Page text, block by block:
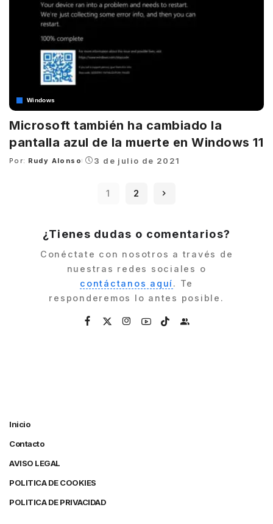
Windows
Microsoft también ha cambiado la
pantalla azul de la muerte en Windows 11
Posted
Por: Rudy Alonso 3 de julio de 2021
1 2
¿Tienes dudas o comentarios?
Conéctate con nosotros a través de
nuestras redes sociales o
contáctanos aquí. Te
responderemos lo antes posible.
Inicio
Contacto
AVISO LEGAL
POLITICA DE COOKIES
POLITICA DE PRIVACIDAD